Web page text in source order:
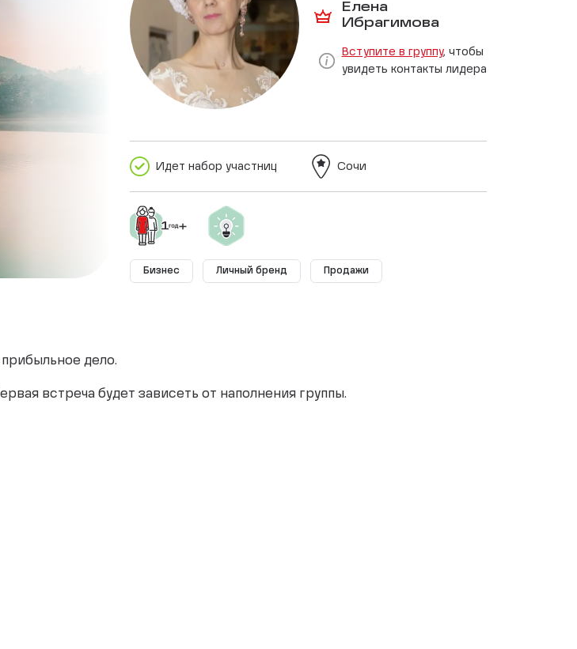
Елена
Ибрагимова
Вступите в группу, чтобы
увидеть контакты лидера
Идет набор участниц Сочи
Бизнес Личный бренд Продажи
дело.
встреча будет зависеть от наполнения группы.